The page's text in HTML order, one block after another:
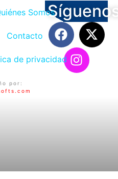
Somos
Contacto
de privacidad
por: